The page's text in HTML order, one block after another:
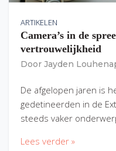
ARTIKELEN
Camera’s in de
vertrouwelijkheid
Door Jayden
De afgelopen jaren is
gedetineerden in de
steeds vaker
Lees verder »